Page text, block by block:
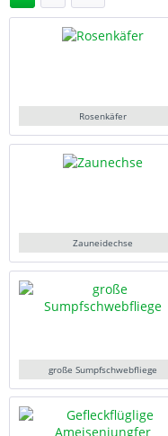
Rosenkäfer
Zauneidechse
große Sumpfschwebfliege